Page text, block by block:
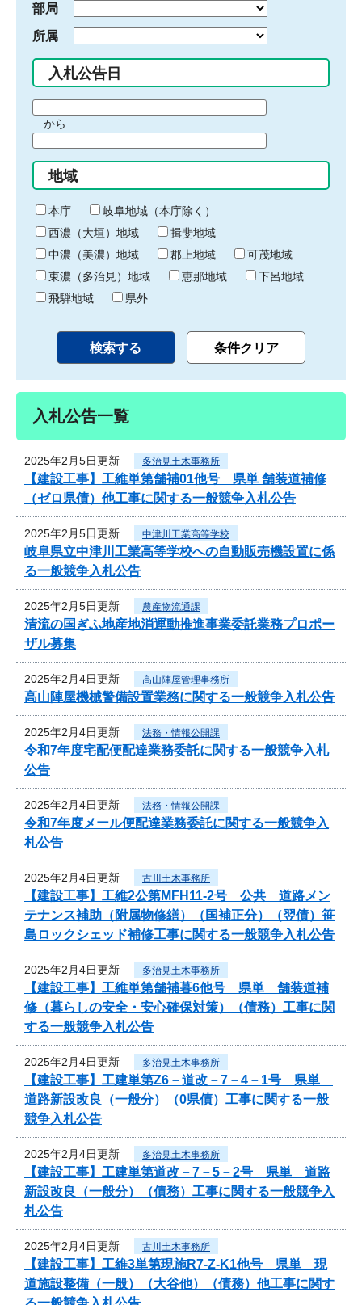
部局
所属
入札公告日
間
始
り
から
間
終
わ
り
地域
本庁
岐阜地域（本庁除く）
西濃（大垣）地域
揖斐地域
中濃（美濃）地域
郡上地域
可茂地域
東濃（多治見）地域
恵那地域
下呂地域
飛騨地域
県外
入札公告一覧
2025年2月5日更新 多治見土木事務所
【建設工事】工維単第舗補01他号 県単 舗装道補修
（ゼロ県債）他工事に関する一般競争入札公告
2025年2月5日更新 中津川工業高等学校
岐阜県立中津川工業高等学校への自動販売機設置に係
る一般競争入札公告
2025年2月5日更新 農産物流通課
清流の国ぎふ地産地消運動推進事業委託業務プロポー
ザル募集
2025年2月4日更新 高山陣屋管理事務所
高山陣屋機械警備設置業務に関する一般競争入札公告
2025年2月4日更新 法務・情報公開課
令和7年度宅配便配達業務委託に関する一般競争入札
公告
2025年2月4日更新 法務・情報公開課
令和7年度メール便配達業務委託に関する一般競争入
札公告
2025年2月4日更新 古川土木事務所
【建設工事】工維2公第MFH11-2号 公共 道路メン
テナンス補助（附属物修繕）（国補正分）（翌債）笹
島ロックシェッド補修工事に関する一般競争入札公告
2025年2月4日更新 多治見土木事務所
【建設工事】工維単第舗補暮6他号 県単 舗装道補
修（暮らしの安全・安心確保対策）（債務）工事に関
する一般競争入札公告
2025年2月4日更新 多治見土木事務所
【建設工事】工建単第Z6－道改－7－4－1号 県単
道路新設改良（一般分）（0県債）工事に関する一般
競争入札公告
2025年2月4日更新 多治見土木事務所
【建設工事】工建単第道改－7－5－2号 県単 道路
新設改良（一般分）（債務）工事に関する一般競争入
札公告
2025年2月4日更新 古川土木事務所
【建設工事】工維3単第現施R7-Z-K1他号 県単 現
道施設整備（一般）（大谷他）（債務）他工事に関す